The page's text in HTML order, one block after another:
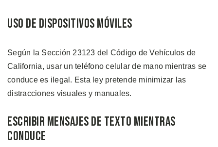
Uso de Dispositivos Móviles
Según la Sección 23123 del Código de Vehículos de
California, usar un teléfono celular de mano mientras se
conduce es ilegal. Esta ley pretende minimizar las
distracciones visuales y manuales.
Escribir Mensajes de Texto Mientras
Conduce